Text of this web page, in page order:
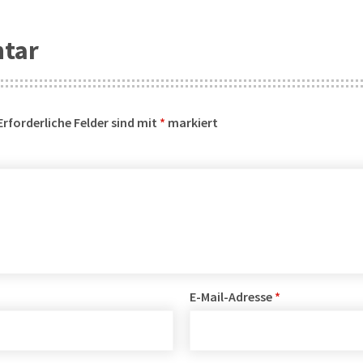
Felder sind mit * markiert
E-Mail-Adresse *